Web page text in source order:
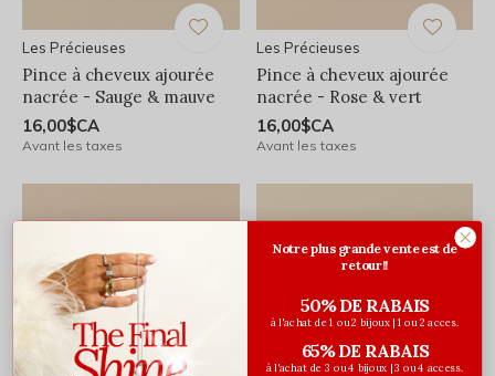
Les Précieuses
Pince à cheveux ajourée
nacrée - Sauge & mauve
16,00$CA
Avant les taxes
Les Précieuses
Pince à cheveux ajourée
nacrée - Rose & vert
16,00$CA
Avant les taxes
Notre plus grande vente est de
retour!!
50% DE RABAIS
à l'achat de 1 ou 2 bijoux | 1 ou 2 acces.
65% DE RABAIS
à l'achat de 3 ou 4 bijoux | 3 ou 4 access.